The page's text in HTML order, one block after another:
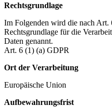
Rechtsgrundlage
Im Folgenden wird die nach
Rechtsgrundlage für die
Daten genannt.
Art. 6 (1) (a) GDPR
Ort der Verarbeitung
Europäische Union
Aufbewahrungsfrist